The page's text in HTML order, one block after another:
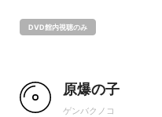
DVD館内視聴のみ
原爆の子
ゲンバクノコ